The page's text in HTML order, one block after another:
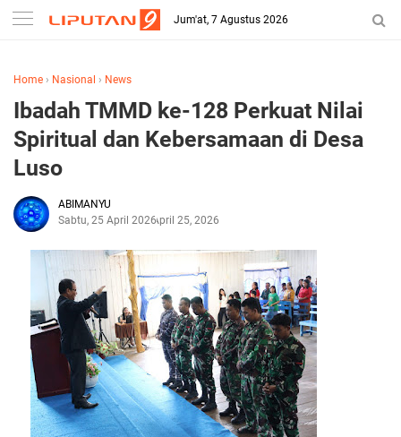
Jum'at, 7 Agustus 2026
Home › Nasional › News
Ibadah TMMD ke-128 Perkuat Nilai
Spiritual dan Kebersamaan di Desa
Luso
ABIMANYU
Sabtu, 25 April 2026April 25, 2026